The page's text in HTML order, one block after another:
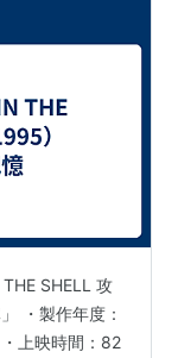
SHELL 攻
・製作年度：
上映時間：82